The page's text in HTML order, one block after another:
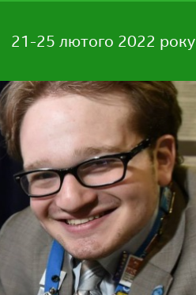
21-25 лютого 2022 року